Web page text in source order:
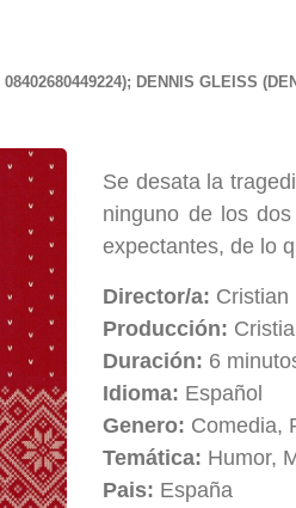
08402680449224); DENNIS GLEISS (
Se desata la
ninguno de los
expectantes, de lo
Director/a: Cristian
Producción:
Duración: 6
Idioma: Español
Genero: Comedia,
Temática: Humor,
Pais: España